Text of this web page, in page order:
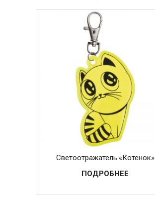
Светоотражатель «Котенок»
ПОДРОБНЕЕ